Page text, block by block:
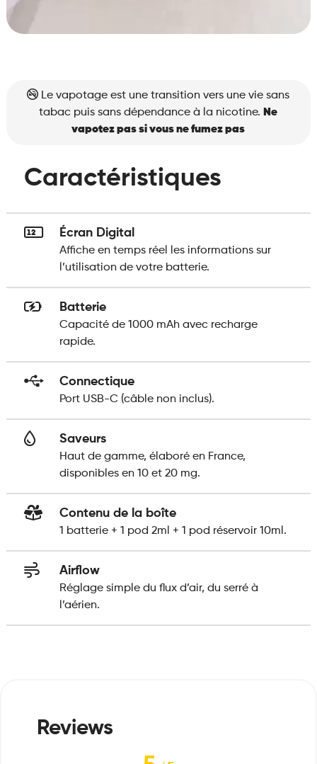
Le vapotage est une transition vers une vie sans
tabac puis sans dépendance à la nicotine. Ne
vapotez pas si vous ne fumez pas
Caractéristiques
Écran Digital
Affiche en temps réel les informations sur
l’utilisation de votre batterie.
Batterie
Capacité de 1000 mAh avec recharge
rapide.
Connectique
Port USB-C (câble non inclus).
Saveurs
Haut de gamme, élaboré en France,
disponibles en 10 et 20 mg.
Contenu de la boîte
1 batterie + 1 pod 2ml + 1 pod réservoir 10ml.
Airflow
Réglage simple du flux d’air, du serré à
l’aérien.